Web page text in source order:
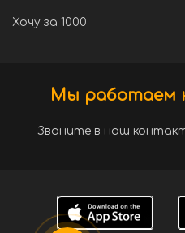
Хочу за 1000
Мы работаем
Звоните в наш